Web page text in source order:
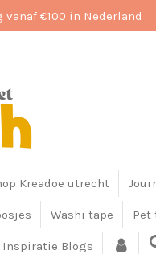
€100 in Nederland
Kreadoe utrecht
Washi tape Pet
Inspiratie Blogs